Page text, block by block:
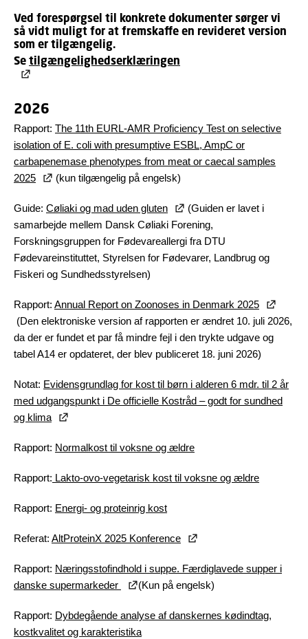
Ved forespørgsel til konkrete dokumenter sørger vi
så vidt muligt for at fremskaffe en revideret version
som er tilgængelig.
Se tilgængelighedserklæringen
2026
Rapport: The 11th EURL-AMR Proficiency Test on selective
isolation of E. coli with presumptive ESBL, AmpC or
carbapenemase phenotypes from meat or caecal samples
2025
(kun tilgængelig på engelsk)
Guide: Cøliaki og mad uden gluten
(Guiden er lavet i
samarbejde mellem Dansk Cøliaki Forening,
Forskningsgruppen for Fødevareallergi fra DTU
Fødevareinstituttet, Styrelsen for Fødevarer, Landbrug og
Fiskeri og Sundhedsstyrelsen)
Rapport: Annual Report on Zoonoses in Denmark 2025
(Den elektroniske version af rapporten er ændret 10. juli 2026,
da der er fundet et par få mindre fejl i den trykte udgave og
tabel A14 er opdateret, der blev publiceret 18. juni 2026)
Notat: Evidensgrundlag for kost til børn i alderen 6 mdr. til 2 år
med udgangspunkt i De officielle Kostråd – godt for sundhed
og klima
Rapport: Normalkost til voksne og ældre
Rapport: Lakto-ovo-vegetarisk kost til voksne og ældre
Rapport: Energi- og proteinrig kost
Referat: AltProteinX 2025 Konference
Rapport: Næringsstofindhold i suppe. Færdiglavede supper i
danske supermarkeder
(Kun på engelsk)
Rapport: Dybdegående analyse af danskernes kødindtag,
kostkvalitet og karakteristika